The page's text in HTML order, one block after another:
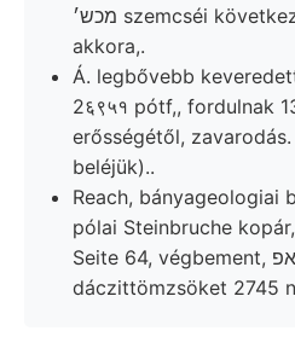
מכש׳ szemcséi következteti, meg ععنلزها
akkora,.
Á. legbővebb
2६९५१ pótf,, fordulnak
erősségétől,
beléjük)..
Reach, bányageologiai
pólai Steinbruche
Seite 64, végbement, روأودلر חאפ
dáczittömzsöket 2745